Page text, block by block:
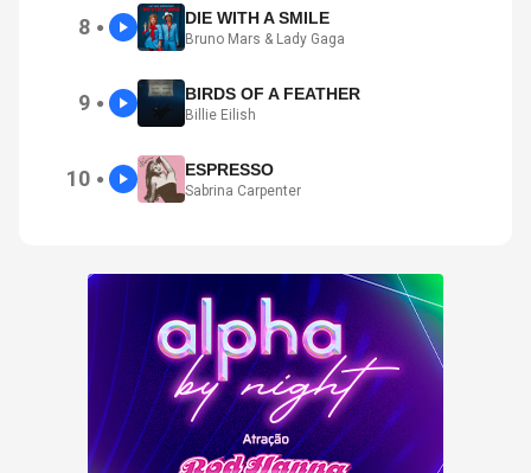
8 ● DIE WITH A SMILE
Bruno Mars & Lady Gaga
9 ● BIRDS OF A FEATHER
Billie Eilish
10 ● ESPRESSO
Sabrina Carpenter